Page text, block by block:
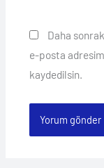
Daha
e-posta
kaydedilsin.